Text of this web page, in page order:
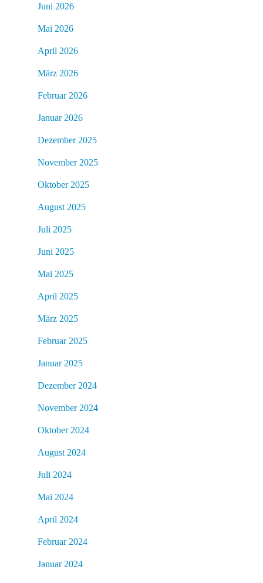
Juni 2026
Mai 2026
April 2026
März 2026
Februar 2026
Januar 2026
Dezember 2025
November 2025
Oktober 2025
August 2025
Juli 2025
Juni 2025
Mai 2025
April 2025
März 2025
Februar 2025
Januar 2025
Dezember 2024
November 2024
Oktober 2024
August 2024
Juli 2024
Mai 2024
April 2024
Februar 2024
Januar 2024